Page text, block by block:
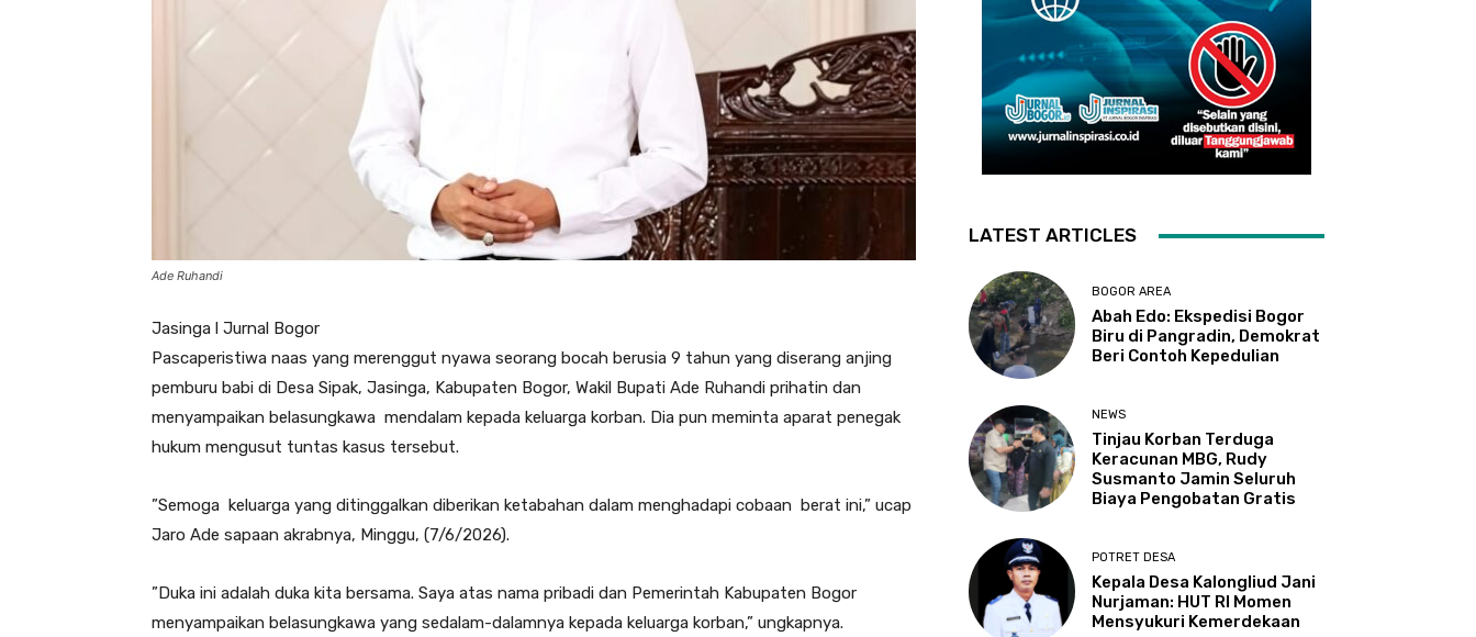
Ade Ruhandi
Jasinga l Jurnal Bogor
‎Pascaperistiwa naas yang merenggut nyawa seorang bocah berusia 9 tahun yang diserang anjing
pemburu babi di Desa Sipak, Jasinga, Kabupaten Bogor, Wakil Bupati Ade Ruhandi prihatin dan
menyampaikan belasungkawa mendalam kepada keluarga korban. Dia pun meminta aparat penegak
hukum mengusut tuntas kasus tersebut.‎
‎”‎Semoga keluarga yang ditinggalkan diberikan ketabahan dalam menghadapi ‎cobaan berat ini,” ucap
‎‎Jaro Ade sapaan akrabnya, Minggu, (7/6/2026).‎
‎”Duka ini adalah duka kita bersama. Saya atas nama pribadi dan Pemerintah Kabupaten Bogor
menyampaikan belasungkawa yang sedalam-dalamnya kepada keluarga korban,” ungkapnya.‎
LATEST ARTICLES
BOGOR AREA
Abah Edo: Ekspedisi Bogor
Biru di Pangradin, Demokrat
Beri Contoh Kepedulian
NEWS
Tinjau Korban Terduga
Keracunan MBG, Rudy
Susmanto Jamin Seluruh
Biaya Pengobatan Gratis
POTRET DESA
Kepala Desa Kalongliud Jani
Nurjaman: HUT RI Momen
Mensyukuri Kemerdekaan